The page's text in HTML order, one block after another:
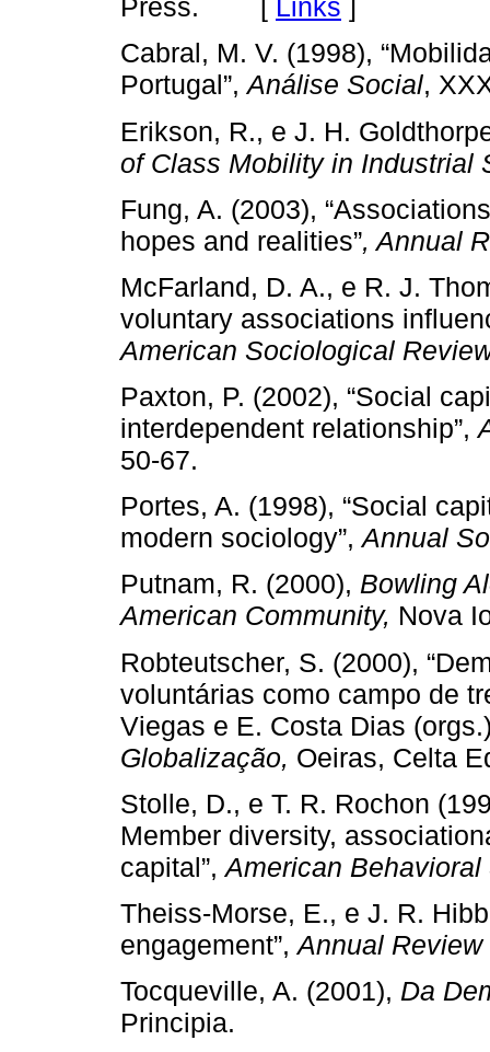
Press. [ Links
Cabral, M. V. (1998),
Portugal”,Análise Social,
Erikson, R., e J. H.
of Class Mobility in Industrial
Fung, A. (2003),
hopes and realities”, Annual
McFarland, D. A., e R. J.
voluntary associations
American Sociological
Paxton, P. (2002), “Social
interdependent relationship”,
50-67.
Portes, A. (1998), “Social
modern sociology”,Annual
Putnam, R. (2000), Bowling
American Community, Nova
Robteutscher, S. (2000),
voluntárias como campo de
Viegas e E. Costa Dias
Globalização, Oeiras, Celta
Stolle, D., e T. R. Rochon
Member diversity,
capital”,American Behavioral
Theiss-Morse, E., e J. R.
engagement”,Annual
Tocqueville, A. (2001), Da
Principia.